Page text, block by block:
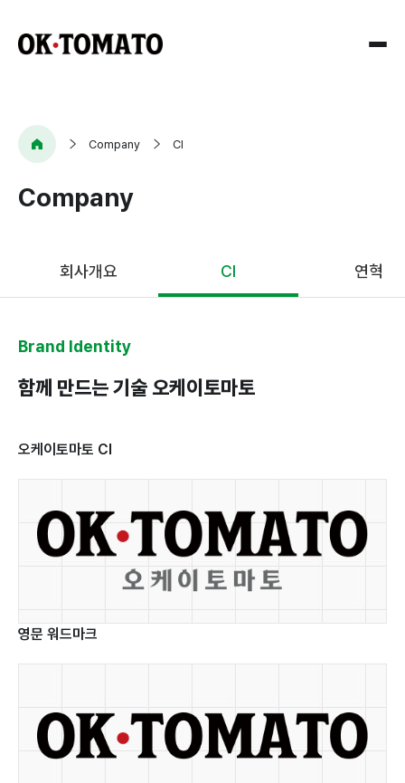
Company
회사개요
연혁
Research
적용연구
아키텍처
사용자
설계
품질
및
관리
Solution
Digital
및
운영
직무소개
인재상
사업
Company CI
Company
회사개요 CI 연혁
Brand Identity
함께 만드는 기술 오케이토마토
오케이토마토 CI
영문 워드마크